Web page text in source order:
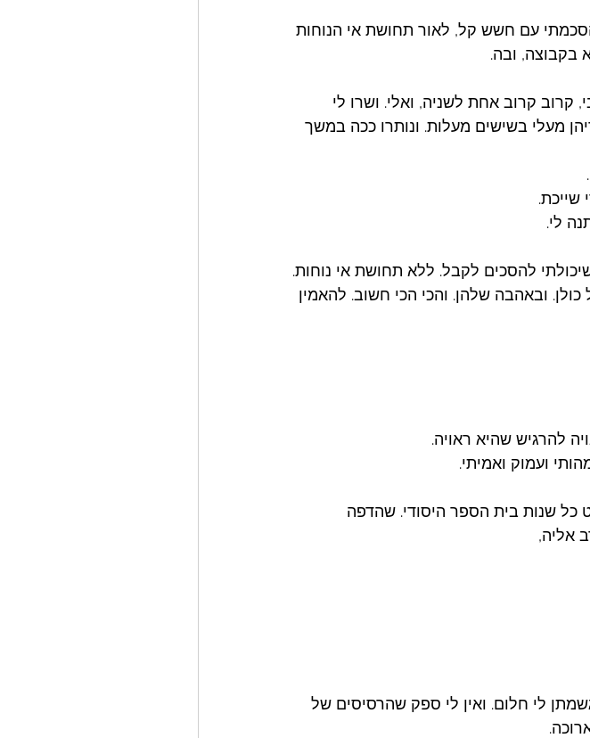
עם חשש קל, לאור תחושת אי הנוחות
בקבוצה, ובה.
קרוב קרוב אחת לשניה, ואלי. ושרו לי
מעלי בשישים מעלות. ונותרו ככה במשך
שייכת.
לי.
להסכים לקבל. ללא תחושת אי נוחות.
ובאהבה שלהן. והכי הכי חשוב. להאמין
להרגיש שהיא ראויה.
ועמוק ואמיתי.
כל שנות בית הספר היסודי. שהדפה
אליה,
לי חלום. ואין לי ספק שהרסיסים של